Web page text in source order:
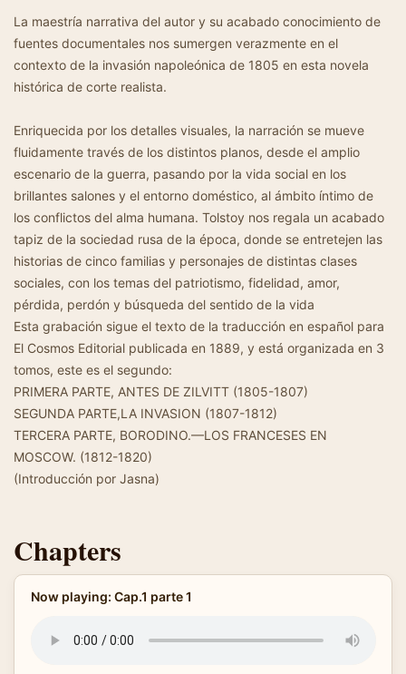
La maestría narrativa del autor y su acabado conocimiento de
fuentes documentales nos sumergen verazmente en el
contexto de la invasión napoleónica de 1805 en esta novela
histórica de corte realista.
Enriquecida por los detalles visuales, la narración se mueve
fluidamente través de los distintos planos, desde el amplio
escenario de la guerra, pasando por la vida social en los
brillantes salones y el entorno doméstico, al ámbito íntimo de
los conflictos del alma humana. Tolstoy nos regala un acabado
tapiz de la sociedad rusa de la época, donde se entretejen las
historias de cinco familias y personajes de distintas clases
sociales, con los temas del patriotismo, fidelidad, amor,
pérdida, perdón y búsqueda del sentido de la vida
Esta grabación sigue el texto de la traducción en español para
El Cosmos Editorial publicada en 1889, y está organizada en 3
tomos, este es el segundo:
PRIMERA PARTE, ANTES DE ZILVITT (1805-1807)
SEGUNDA PARTE,LA INVASION (1807-1812)
TERCERA PARTE, BORODINO.—LOS FRANCESES EN
MOSCOW. (1812-1820)
(Introducción por Jasna)
Chapters
Now playing: Cap.1 parte 1